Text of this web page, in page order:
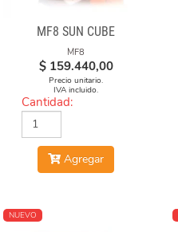
MF8 SUN CUBE
MF8
$ 159.440,00
Precio unitario.
IVA incluido.
Cantidad:
Agregar
NUEVO